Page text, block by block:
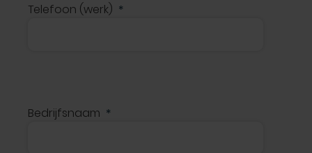
Telefoon (werk)
Bedrijfsnaam